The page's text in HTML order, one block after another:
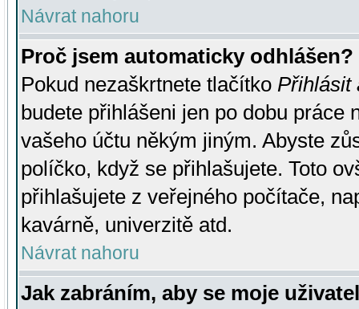
Návrat nahoru
Proč jsem automaticky odhlášen?
Pokud nezaškrtnete tlačítko Přihlásit
budete přihlášeni jen po dobu práce
vašeho účtu někým jiným. Abyste
políčko, když se přihlašujete. Toto
přihlašujete z veřejného počítače,
kavárně, univerzitě atd.
Návrat nahoru
Jak zabráním, aby se moje